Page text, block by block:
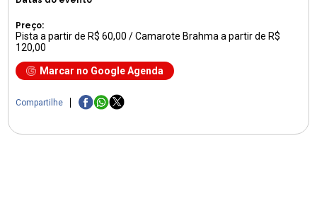
Preço:
Pista a partir de R$ 60,00 / Camarote Brahma a partir de R$
120,00
Marcar no Google Agenda
Compartilhe